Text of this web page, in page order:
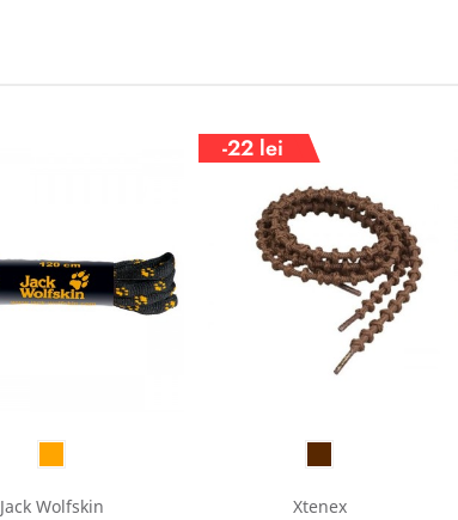
Jack Wolfskin
-22 lei
Xtenex